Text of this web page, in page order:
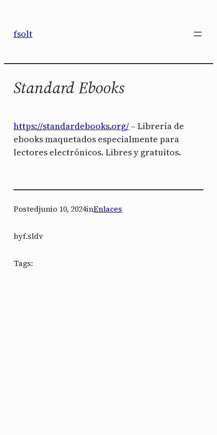
contenido
fsolt
Standard Ebooks
https://standardebooks.org/ – Librería de
ebooks maquetados especialmente para
lectores electrónicos. Libres y gratuitos.
Postedjunio 10, 2024inEnlaces
byf.sldv
Tags: